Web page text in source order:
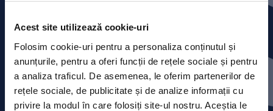
Acest site utilizează cookie-uri
Folosim cookie-uri pentru a personaliza conținutul și
anunțurile, pentru a oferi funcții de rețele sociale și pentru
a analiza traficul. De asemenea, le oferim partenerilor de
rețele sociale, de publicitate și de analize informații cu
privire la modul în care folosiți site-ul nostru. Aceștia le
Contact
Comunicate de presă